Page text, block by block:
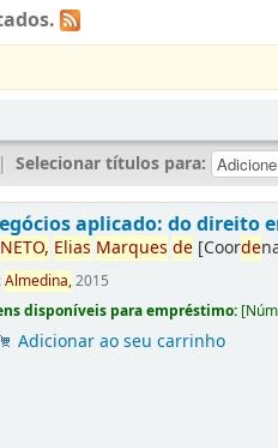
| Selecionar títulos para:
aplicado: do direito
NETO, Elias Marques de [Coorde
Almedina,2015
disponíveis para empréstimo: [
Adicionar ao seu carrinho